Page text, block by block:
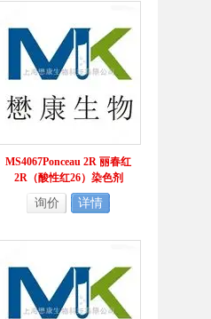
MS4067Ponceau 2R 丽春红
2R（酸性红26）染色剂
询价 详情